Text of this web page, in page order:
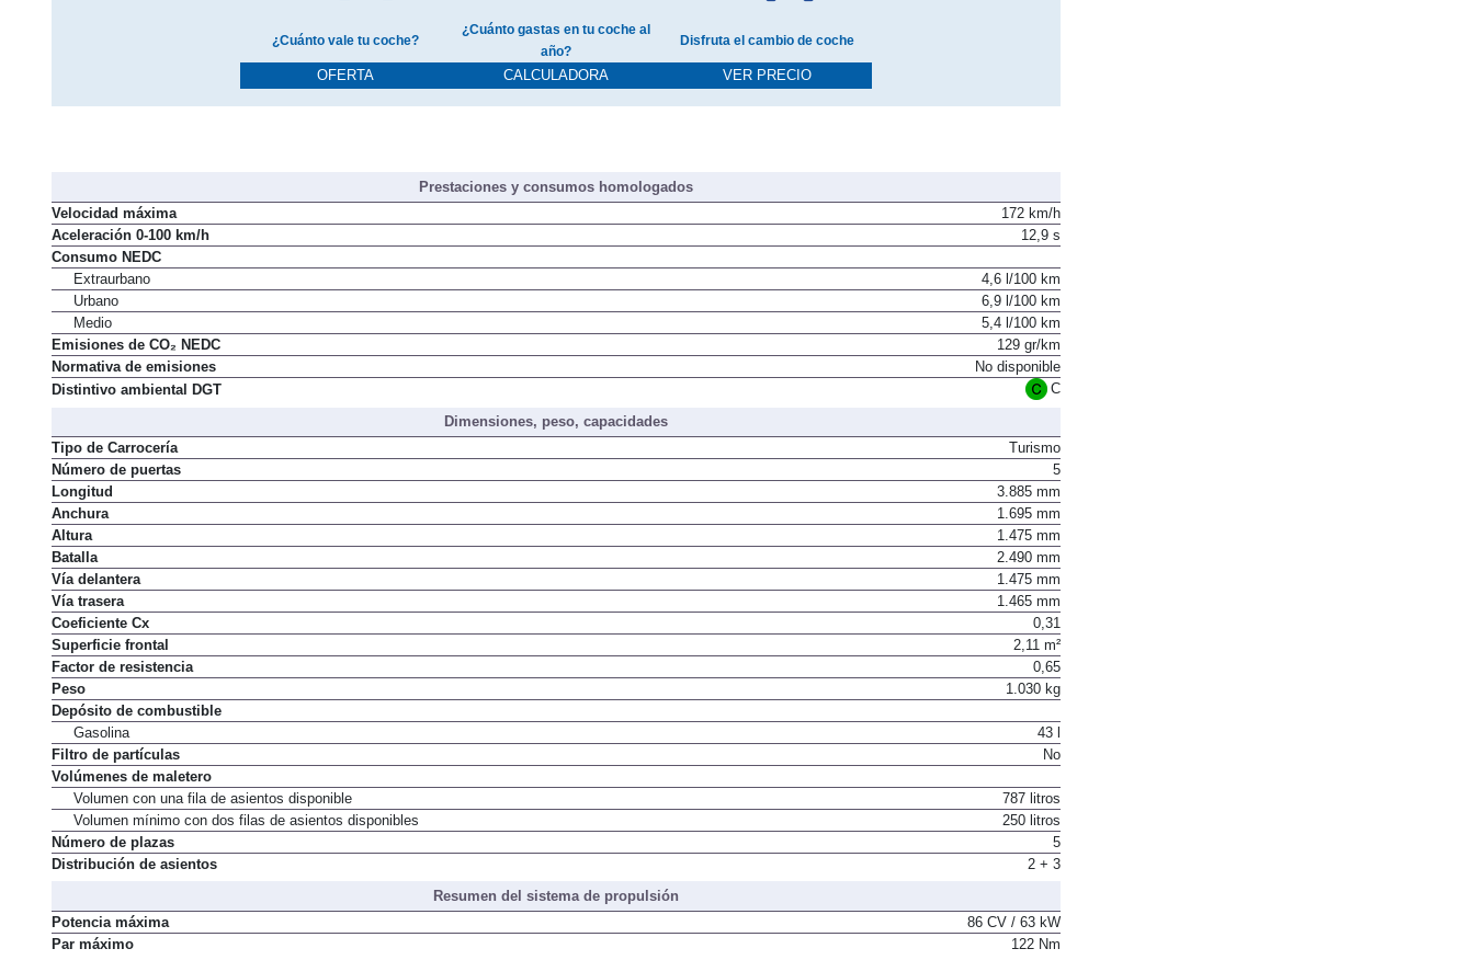
¿Cuánto vale tu coche?
OFERTA
¿Cuánto gastas en tu coche al
año?
CALCULADORA
Disfruta el cambio de coche
VER PRECIO
Prestaciones y consumos homologados
Velocidad máxima
172 km/h
Aceleración 0-100 km/h
12,9 s
Consumo NEDC
Extraurbano
4,6 l/100 km
Urbano
6,9 l/100 km
Medio
5,4 l/100 km
Emisiones de CO₂ NEDC
129 gr/km
Normativa de emisiones
No disponible
Distintivo ambiental DGT
C
Dimensiones, peso, capacidades
Tipo de Carrocería
Turismo
Número de puertas
5
Longitud
3.885 mm
Anchura
1.695 mm
Altura
1.475 mm
Batalla
2.490 mm
Vía delantera
1.475 mm
Vía trasera
1.465 mm
Coeficiente Cx
0,31
Superficie frontal
2,11 m²
Factor de resistencia
0,65
Peso
1.030 kg
Depósito de combustible
Gasolina
43 l
Filtro de partículas
No
Volúmenes de maletero
Volumen con una fila de asientos disponible
787 litros
Volumen mínimo con dos filas de asientos disponibles
250 litros
Número de plazas
5
Distribución de asientos
2 + 3
Resumen del sistema de propulsión
Potencia máxima
86 CV / 63 kW
Par máximo
122 Nm